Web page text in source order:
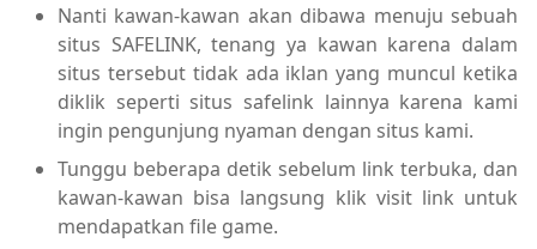
Nanti kawan-kawan akan dibawa menuju sebuah
situs SAFELINK, tenang ya kawan karena dalam
situs tersebut tidak ada iklan yang muncul ketika
diklik seperti situs safelink lainnya karena kami
ingin pengunjung nyaman dengan situs kami.
Tunggu beberapa detik sebelum link terbuka, dan
kawan-kawan bisa langsung klik visit link untuk
mendapatkan file game.